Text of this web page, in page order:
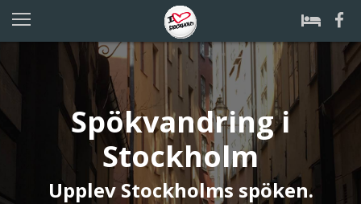
Spökvandring i
Stockholm
Upplev Stockholms spöken.